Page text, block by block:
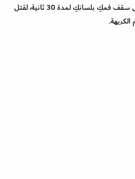
ضعي شريحة من الخيار على سقف فمكِ بلسانكِ لمدة 30 ثانية، لقتل
الكريهة.